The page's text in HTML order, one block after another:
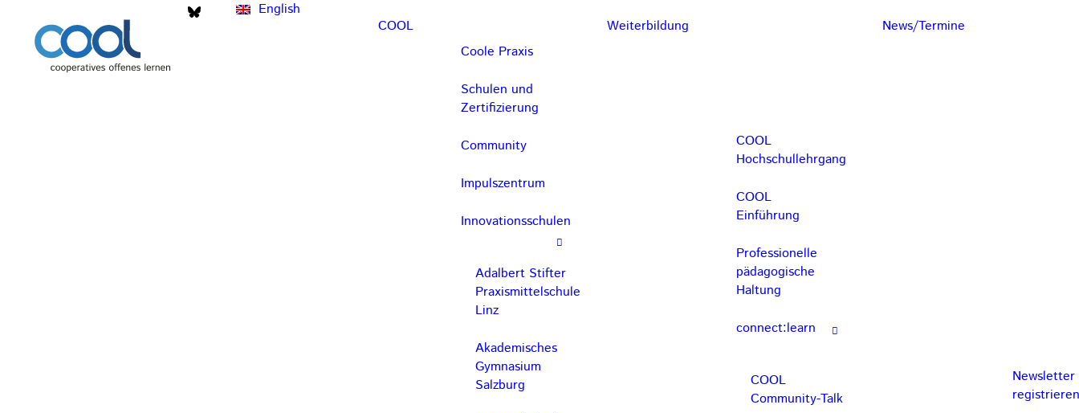
English
COOL
Coole Praxis
Schulen und
Zertifizierung
Community
Impulszentrum
Innovationsschulen
Adalbert Stifter
Praxismittelschule
Linz
Akademisches
Gymnasium
Salzburg
Weiterbildung
COOL
Hochschullehrgang
COOL
Einführung
Professionelle
pädagogische
Haltung
connect:learn
COOL
Community-Talk
News/Termine
Newsletter
registrieren